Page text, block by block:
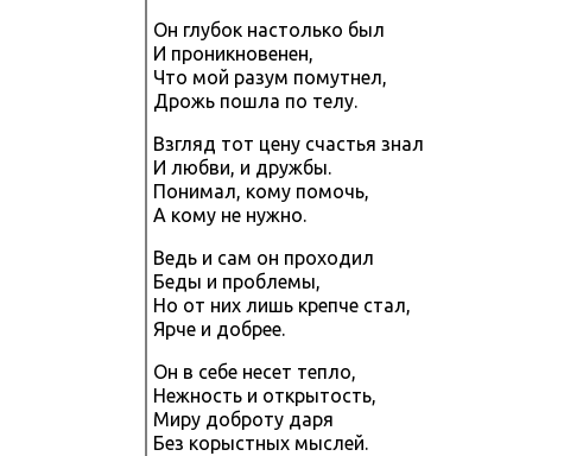
Он глубок настолько был
И проникновенен,
Что мой разум помутнел,
Дрожь пошла по телу.
Взгляд тот цену счастья знал
И любви, и дружбы.
Понимал, кому помочь,
А кому не нужно.
Ведь и сам он проходил
Беды и проблемы,
Но от них лишь крепче стал,
Ярче и добрее.
Он в себе несет тепло,
Нежность и открытость,
Миру доброту даря
Без корыстных мыслей.